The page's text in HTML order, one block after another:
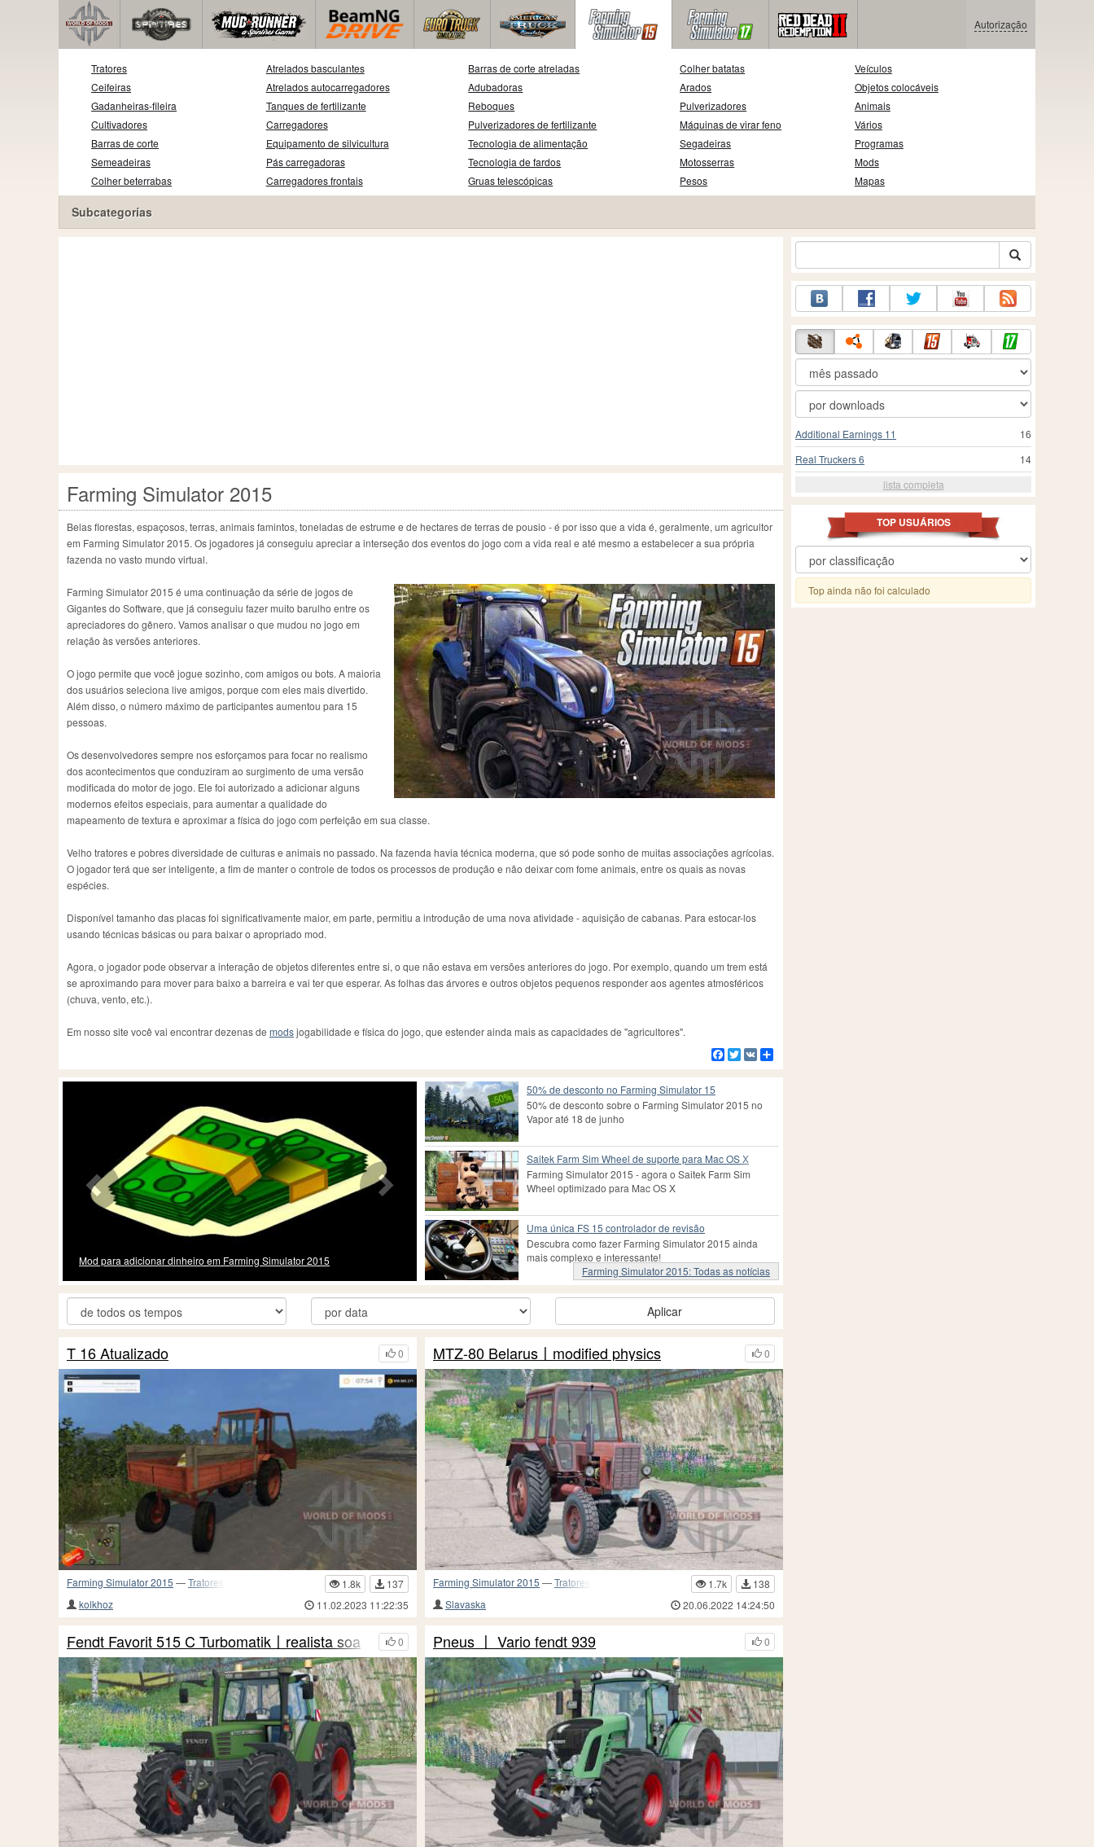
Autorização
Tratores
Ceifeiras
Gadanheiras-fileira
Cultivadores
Barras de corte
Semeadeiras
Colher beterrabas
Atrelados basculantes
Atrelados autocarregadores
Tanques de fertilizante
Carregadores
Equipamento de silvicultura
Pás carregadoras
Carregadores frontais
Barras de corte atreladas
Adubadoras
Reboques
Pulverizadores de fertilizante
Tecnologia de alimentação
Tecnologia de fardos
Gruas telescópicas
Colher batatas
Arados
Pulverizadores
Máquinas de virar feno
Segadeiras
Motosserras
Pesos
Veículos
Objetos colocáveis
Animais
Vários
Programas
Mods
Mapas
Subcategorías
Farming Simulator 2015
Belas florestas, espaçosos, terras, animais famintos, toneladas de estrume e de hectares de terras de pousio - é por isso que a vida é, geralmente, um agricultor
em Farming Simulator 2015. Os jogadores já conseguiu apreciar a interseção dos eventos do jogo com a vida real e até mesmo a estabelecer a sua própria
fazenda no vasto mundo virtual.
Farming Simulator 2015 é uma continuação da série de jogos de
Gigantes do Software, que já conseguiu fazer muito barulho entre os
apreciadores do gênero. Vamos analisar o que mudou no jogo em
relação às versões anteriores.
O jogo permite que você jogue sozinho, com amigos ou bots. A maioria
dos usuários seleciona live amigos, porque com eles mais divertido.
Além disso, o número máximo de participantes aumentou para 15
pessoas.
Os desenvolvedores sempre nos esforçamos para focar no realismo
dos acontecimentos que conduziram ao surgimento de uma versão
modificada do motor de jogo. Ele foi autorizado a adicionar alguns
modernos efeitos especiais, para aumentar a qualidade do
mapeamento de textura e aproximar a física do jogo com perfeição em sua classe.
Velho tratores e pobres diversidade de culturas e animais no passado. Na fazenda havia técnica moderna, que só pode sonho de muitas associações agrícolas.
O jogador terá que ser inteligente, a fim de manter o controle de todos os processos de produção e não deixar com fome animais, entre os quais as novas
espécies.
Disponível tamanho das placas foi significativamente maior, em parte, permitiu a introdução de uma nova atividade - aquisição de cabanas. Para estocar-los
usando técnicas básicas ou para baixar o apropriado mod.
Agora, o jogador pode observar a interação de objetos diferentes entre si, o que não estava em versões anteriores do jogo. Por exemplo, quando um trem está
se aproximando para mover para baixo a barreira e vai ter que esperar. As folhas das árvores e outros objetos pequenos responder aos agentes atmosféricos
(chuva, vento, etc.).
Em nosso site você vai encontrar dezenas de modsjogabilidade e física do jogo, que estender ainda mais as capacidades de "agricultores".
Facebook
Twitter
VK
Tempo de aceleração mod para FS 2015
Farming Simulator 2015: Todas as notícias
50% de desconto no Farming Simulator 15
50% de desconto sobre o Farming Simulator 2015 no
Vapor até 18 de junho
Saitek Farm Sim Wheel de suporte para Mac OS X
Farming Simulator 2015 - agora o Saitek Farm Sim
Wheel optimizado para Mac OS X
Uma única FS 15 controlador de revisão
Descubra como fazer Farming Simulator 2015 ainda
mais complexo e interessante!
Aplicar
0
T 16 Atualizado
Farming Simulator 2015 —Tratores 1.8k
137
kolkhoz
11.02.2023 11:22:35
0
MTZ-80 Belarus〡modified physics
Farming Simulator 2015 —Tratores 1.7k
138
Slavaska
20.06.2022 14:24:50
0
Fendt Favorit 515 C Turbomatik〡realista soa 0
Pneus 〡 Vario fendt 939
16
Additional Earnings 11
14
Real Truckers 6
lista completa
TOP USUÁRIOS
Top ainda não foi calculado